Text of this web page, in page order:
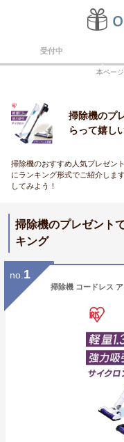
受付中
本ペー
掃除機のプ
らって嬉し
掃除機のおすすめ人気プレゼン
にランキング形式でご紹介しま
してみよう！
掃除機のプレゼント
キング
no. 1